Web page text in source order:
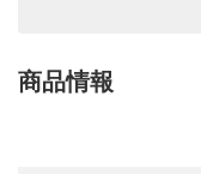
商品情報